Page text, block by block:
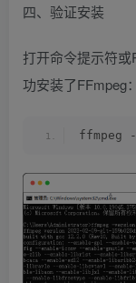
四、验证安装
打开命令提示符
功安装了FFmpeg：
ffmpeg